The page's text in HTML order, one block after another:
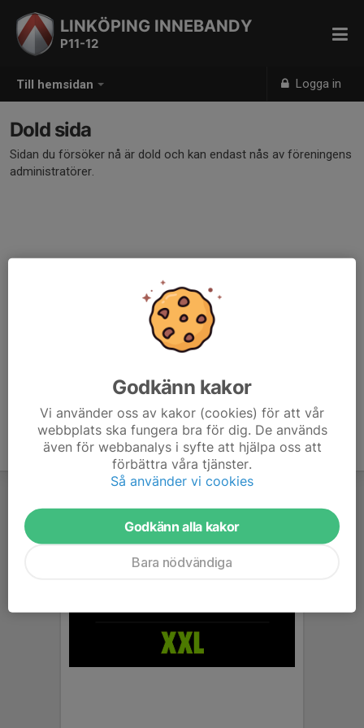
Till hemsidan Logga in
LINKÖPING INNEBANDY
P11-12
Dold sida
Sidan du försöker nå är dold och kan endast nås av föreningens
administratörer.
Godkänn kakor
Vi använder oss av kakor (cookies) för att vår
webbplats ska fungera bra för dig. De används
även för webbanalys i syfte att hjälpa oss att
förbättra våra tjänster.
Så använder vi cookies
Godkänn alla kakor
Bara nödvändiga